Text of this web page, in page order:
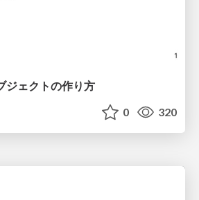
ジェクトの作り方
0 320